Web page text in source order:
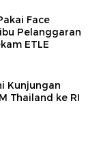
Face
Pelanggaran
ETLE
Kunjungan
Thailand ke RI